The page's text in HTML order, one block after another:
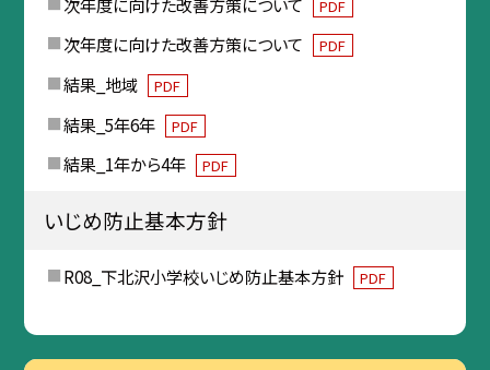
PDF
次年度に向けた改善方策について PDF
結果_地域 PDF
結果_5年6年 PDF
結果_1年から4年 PDF
いじめ防止基本方針
R08_下北沢小学校いじめ防止基本方針 PDF